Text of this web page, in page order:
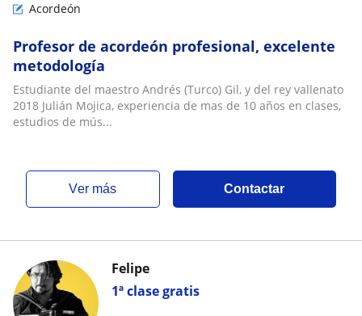
Acordeón
Profesor de acordeón profesional, excelente
metodología
Estudiante del maestro Andrés (Turco) Gil, y del rey vallenato
2018 Julián Mojica, experiencia de mas de 10 años en clases,
estudios de mús...
ver más Contactar
1ª clase gratis
Felipe